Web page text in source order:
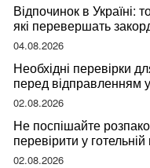
Відпочинок в Україні:
які перевершать
04.08.2026
Необхідні перевірки
перед відправленням
02.08.2026
Не поспішайте
перевірити у
мандрівниці
02.08.2026